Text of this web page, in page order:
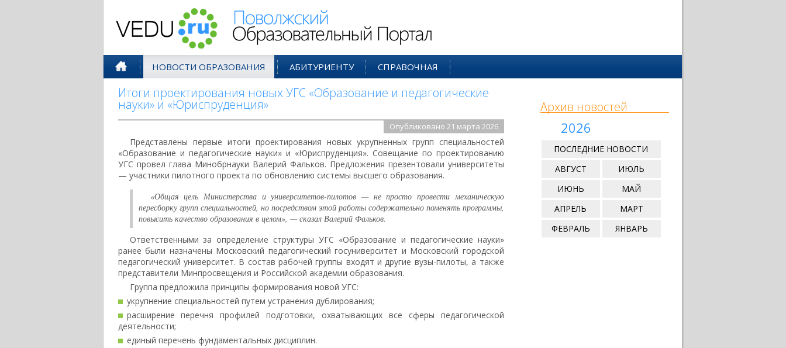
НОВОСТИ ОБРАЗОВАНИЯ АБИТУРИЕНТУ СПРАВОЧНАЯ
Итоги проектирования новых УГС «Образование и педагогические
науки» и «Юриспруденция»
Опубликовано 21 марта 2026
Представлены первые итоги проектирования новых укрупненных групп специальностей
«Образование и педагогические науки» и «Юриспруденция». Совещание по проектированию
УГС провел глава Минобрнауки Валерий Фальков. Предложения презентовали университеты
— участники пилотного проекта по обновлению системы высшего образования.
«Общая цель Министерства и университетов-пилотов — не просто провести механическую
пересборку групп специальностей, но посредством этой работы содержательно поменять программы,
повысить качество образования в целом», — сказал Валерий Фальков.
Ответственными за определение структуры УГС «Образование и педагогические науки»
ранее были назначены Московский педагогический госуниверситет и Московский городской
педагогический университет. В состав рабочей группы входят и другие вузы-пилоты, а также
представители Минпросвещения и Российской академии образования.
Группа предложила принципы формирования новой УГС:
укрупнение специальностей путем устранения дублирования;
расширение перечня профилей подготовки, охватывающих все сферы педагогической
деятельности;
единый перечень фундаментальных дисциплин.
Архив новостей
2026
ПОСЛЕДНИЕ НОВОСТИ
АВГУСТ
ИЮЛЬ
ИЮНЬ
МАЙ
АПРЕЛЬ
МАРТ
ФЕВРАЛЬ
ЯНВАРЬ